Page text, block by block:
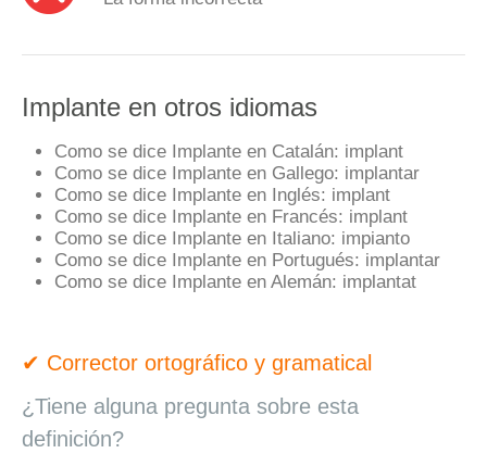
Implante en otros idiomas
Como se dice Implante en Catalán: implant
Como se dice Implante en Gallego: implantar
Como se dice Implante en Inglés: implant
Como se dice Implante en Francés: implant
Como se dice Implante en Italiano: impianto
Como se dice Implante en Portugués: implantar
Como se dice Implante en Alemán: implantat
✔ Corrector ortográfico y gramatical
¿Tiene alguna pregunta sobre esta
definición?